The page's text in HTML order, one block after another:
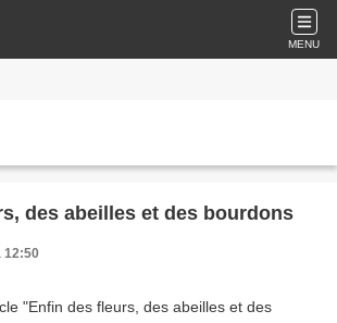
MENU
des abeilles et des bourdons
12:50